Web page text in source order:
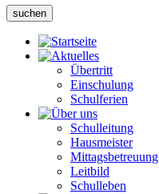
suchen
Übertritt
Einschulung
Schulferien
Schulleitung
Hausmeister
Mittagsbetreuung
Leitbild
Schulleben